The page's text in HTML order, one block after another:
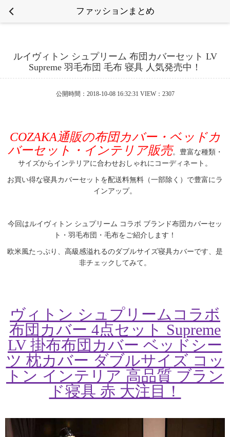
ファッションまとめ
ルイヴィトン シュプリーム 布団カバーセット LV
Supreme 羽毛布団 毛布 寝具 人気発売中！
公開時間：2018-10-08 16:32:31 VIEW：2307
COZAKA通販の布団カバー・ベッドカ
バーセット・インテリア販売。豊富な種類・
サイズからインテリアに合わせおしゃれにコーディネート。
お買い得な寝具カバーセットを配送料無料（一部除く）で豊富にラ
インアップ。
今回はルイヴィトン シュプリーム コラボ ブランド布団カバーセッ
ト・羽毛布団・毛布をご紹介します！
欧米風たっぷり、高級感溢れるのダブルサイズ寝具カバーです、是
非チェックしてみて。
ヴィトン シュプリームコラボ
布団カバー 4点セット Supreme
LV 掛布布団カバー ベッドシー
ツ 枕カバー ダブルサイズ コッ
トン インテリア 高品質 ブラン
ド寝具 赤 大注目！